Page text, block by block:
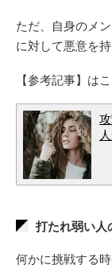
ただ、自身のメ
に対して悪意を
【参考記事】は
打たれ弱い人
何かに挑戦する